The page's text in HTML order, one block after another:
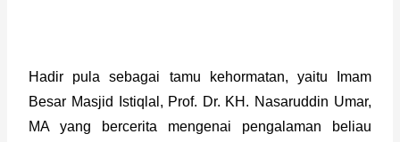
Hadir pula sebagai tamu kehormatan, yaitu Imam
Besar Masjid Istiqlal, Prof. Dr. KH. Nasaruddin Umar,
MA yang bercerita mengenai pengalaman beliau